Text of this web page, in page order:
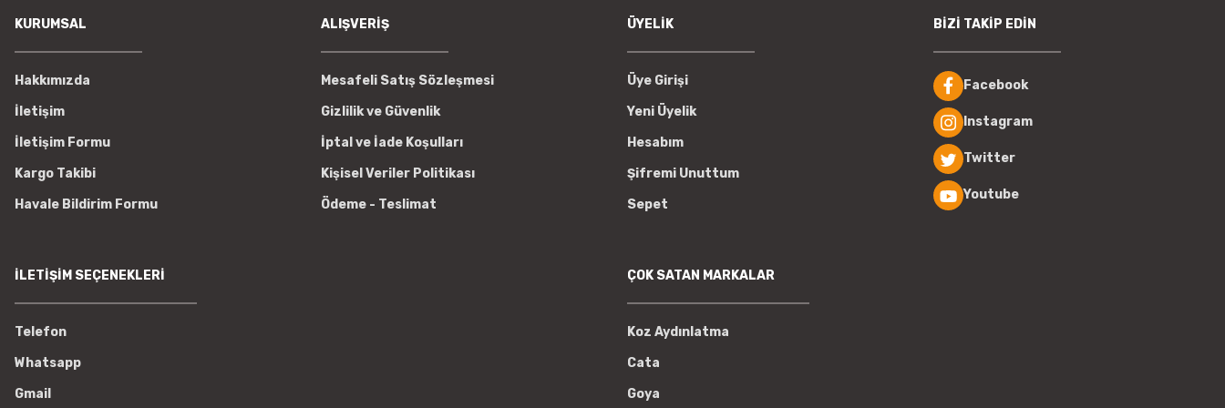
KURUMSAL
Hakkımızda
İletişim
İletişim Formu
Kargo Takibi
Havale Bildirim Formu
ALIŞVERİŞ
Mesafeli Satış Sözleşmesi
Gizlilik ve Güvenlik
İptal ve İade Koşulları
Kişisel Veriler Politikası
Ödeme - Teslimat
ÜYELİK
Üye Girişi
Yeni Üyelik
Hesabım
Şifremi Unuttum
Sepet
BİZİ TAKİP EDİN
Facebook
Instagram
Twitter
Youtube
İLETİŞİM SEÇENEKLERİ
Telefon
Whatsapp
Gmail
ÇOK SATAN MARKALAR
Koz Aydınlatma
Cata
Goya